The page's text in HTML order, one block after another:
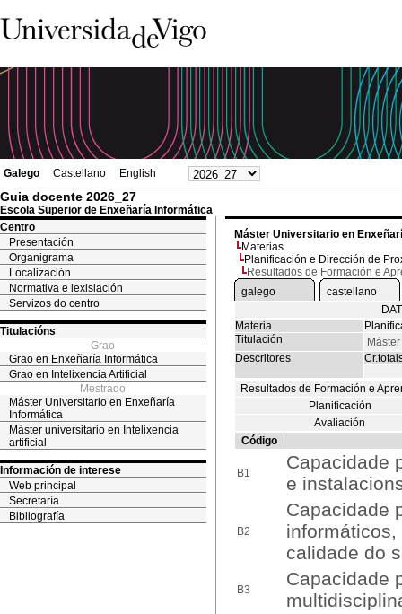
Galego Castellano English
Guia docente 2026_27
Escola Superior de Enxeñaría Informática
Centro
Presentación
Organigrama
Localización
Normativa e lexislación
Servizos do centro
Titulacións
Grao
Grao en Enxeñaría Informática
Grao en Intelixencia Artificial
Mestrado
Máster Universitario en Enxeñaría
Informática
Máster universitario en Intelixencia
artificial
Información de interese
Web principal
Secretaría
Bibliografía
Máster Universitario en
Materias
Planificación e Dirección de
Resultados de Formación e
galego
castellano
Materia
Titulación
Descritores
Resultados de Formación e
Planificación
Avaliación
Código
B1
Capacidade
e
B2
Capacidade
calidade do
B3
Capacidade